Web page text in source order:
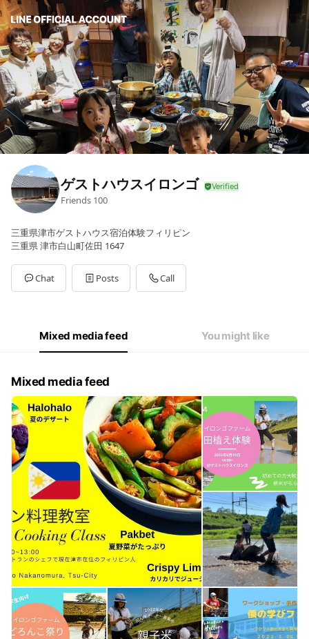
ゲストハウスイロンゴ
Friends 100
三重県津市ゲストハウス宿泊体験フィリピン
三重県 津市白山町佐田 1647
Chat Posts Call
Mixed media feed You might like
Mixed media feed